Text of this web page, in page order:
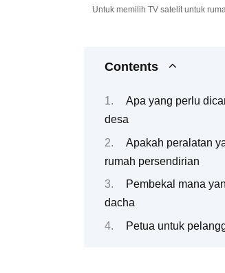
Untuk memilih TV satelit untuk
Contents
Apa yang perlu
desa
Apakah peralatan
rumah persendirian
Pembekal mana
dacha
Petua untuk